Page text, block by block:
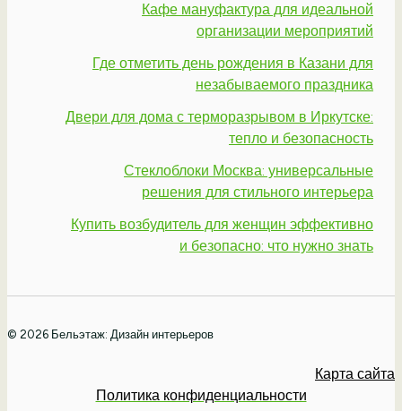
Кафе мануфактура для идеальной
организации мероприятий
Где отметить день рождения в Казани для
незабываемого праздника
Двери для дома с терморазрывом в Иркутске:
тепло и безопасность
Стеклоблоки Москва: универсальные
решения для стильного интерьера
Купить возбудитель для женщин эффективно
и безопасно: что нужно знать
© 2026 Бельэтаж: Дизайн интерьеров
Карта сайта
Политика конфиденциальности